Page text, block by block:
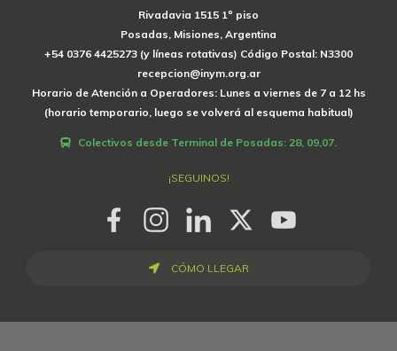
Rivadavia 1515 1º piso
Posadas, Misiones, Argentina
+54 0376 4425273 (y líneas rotativas) Código Postal: N3300
recepcion@inym.org.ar
Horario de Atención a Operadores: Lunes a viernes de 7 a 12 hs
(horario temporario, luego se volverá al esquema habitual)
Colectivos desde Terminal de Posadas: 28, 09,07.
¡SEGUINOS!
CÓMO LLEGAR